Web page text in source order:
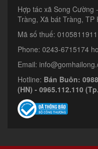
Hợp tác xã Song Cường
Tràng, Xã bát Tràng, TP
Mã số thuế: 0105811911
Phone: 0243-6715174
Email:
Hotline: Bán Buôn:
(HN) - 0965.112.110